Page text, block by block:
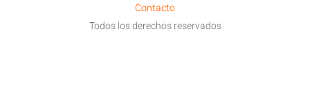
Contacto
Todos los derechos reservados